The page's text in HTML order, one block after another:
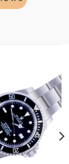
Add to
wishlist